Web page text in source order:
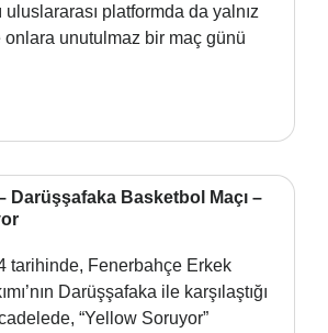
uluslararası platformda da yalnız
onlara unutulmaz bir maç günü
Darüşşafaka Basketbol Maçı –
tarihinde, Fenerbahçe Erkek
Darüşşafaka ile karşılaştığı
“Yellow Soruyor”